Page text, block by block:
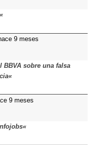
9 meses
BBVA sobre una falsa
9 meses